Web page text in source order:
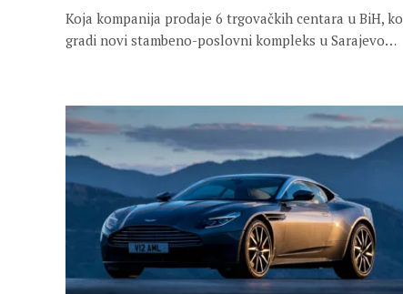
Koja kompanija prodaje 6 trgovačkih centara u BiH, ko
gradi novi stambeno-poslovni kompleks u Sarajevo…